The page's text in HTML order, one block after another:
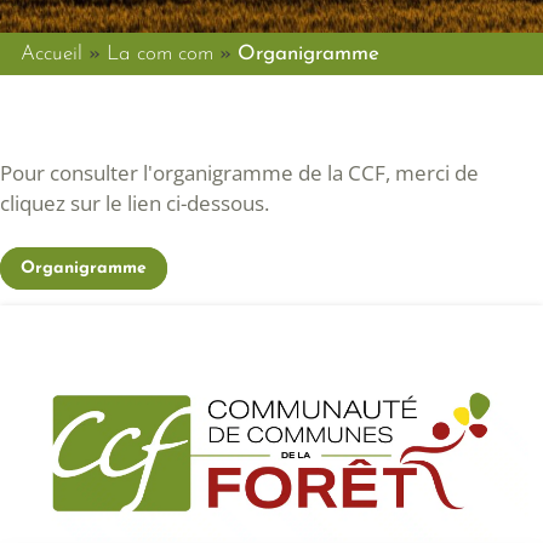
Accueil » La com com » Organigramme
Pour consulter l'organigramme de la CCF, merci de
cliquez sur le lien ci-dessous.
Organigramme